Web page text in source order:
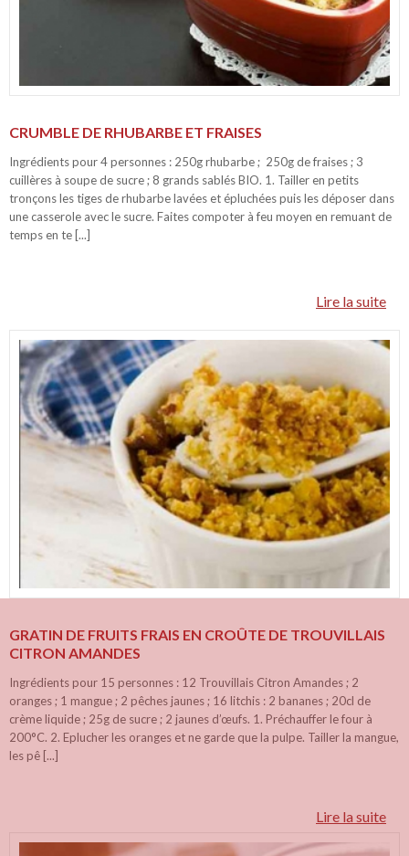
CRUMBLE DE RHUBARBE ET FRAISES
Ingrédients pour 4 personnes : 250g rhubarbe ; 250g de fraises ; 3
cuillères à soupe de sucre ; 8 grands sablés BIO. 1. Tailler en petits
tronçons les tiges de rhubarbe lavées et épluchées puis les déposer dans
une casserole avec le sucre. Faites compoter à feu moyen en remuant de
temps en te [...]
Lire la suite
GRATIN DE FRUITS FRAIS EN CROÛTE DE TROUVILLAIS
CITRON AMANDES
Ingrédients pour 15 personnes : 12 Trouvillais Citron Amandes ; 2
oranges ; 1 mangue ; 2 pêches jaunes ; 16 litchis : 2 bananes ; 20cl de
crème liquide ; 25g de sucre ; 2 jaunes d’œufs. 1. Préchauffer le four à
200°C. 2. Eplucher les oranges et ne garde que la pulpe. Tailler la mangue,
les pê [...]
Lire la suite